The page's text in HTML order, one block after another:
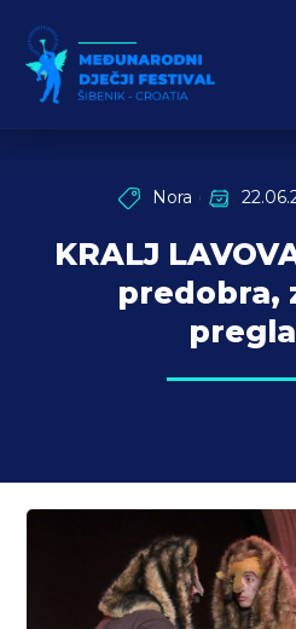
Nora
KRALJ
predobra,